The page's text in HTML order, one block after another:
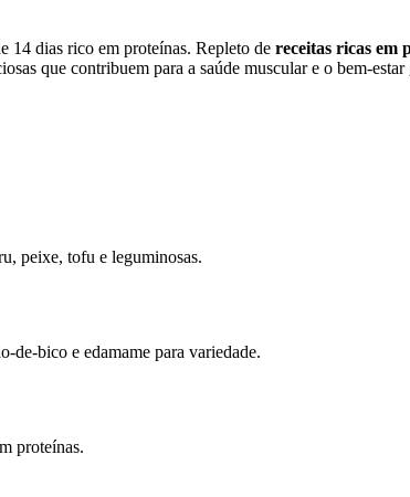
14 dias rico em proteínas. Repleto de receitas ricas em
que contribuem para a saúde muscular e o bem-
peixe, tofu e leguminosas.
de-bico e edamame para variedade.
proteínas.